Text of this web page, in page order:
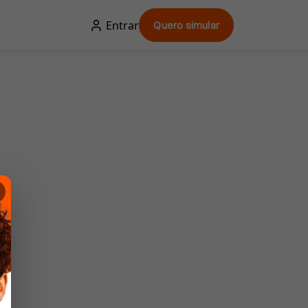
Entrar Quero simular